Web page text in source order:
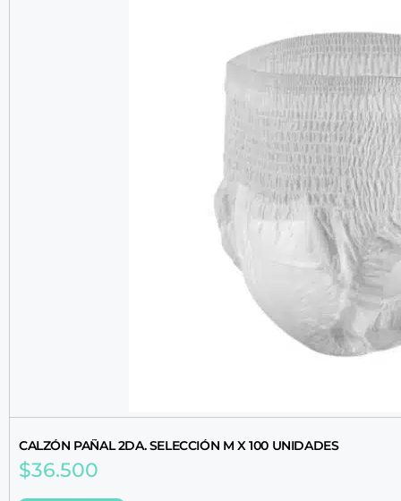
CALZÓN PAÑAL 2DA. SELECCIÓN M X 100 UNIDADES
$36.500